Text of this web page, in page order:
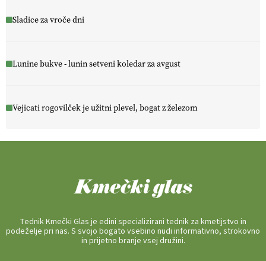
Sladice za vroče dni
Lunine bukve - lunin setveni koledar za avgust
Vejicati rogovilček je užitni plevel, bogat z železom
Tednik Kmečki Glas je edini specializirani tednik za kmetijstvo in
podeželje pri nas. S svojo bogato vsebino nudi informativno, strokovno
in prijetno branje vsej družini.